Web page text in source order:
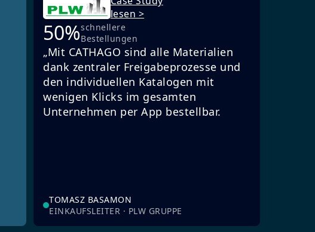
lesen >
50%schnellere
Bestellungen
„Mit CATHAGO sind alle Materialien
dank zentraler Freigabeprozesse und
den individuellen Katalogen mit
wenigen Klicks im gesamten
Unternehmen per App bestellbar.
TOMASZ BASAMON
EINKAUFSLEITER · PLW GRUPPE